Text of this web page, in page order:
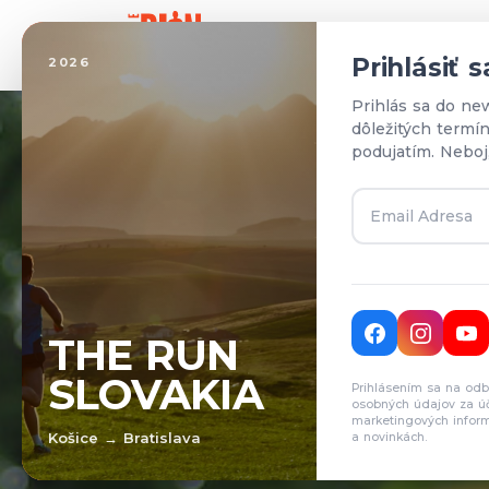
2026
THE RUN
SLOVAKIA
Košice → Bratislava
Prihlásiť
Prihlás sa do
dôležitých
podujatím.
Prihlásením sa na
osobných údajov za
marketingových
a novinkách.